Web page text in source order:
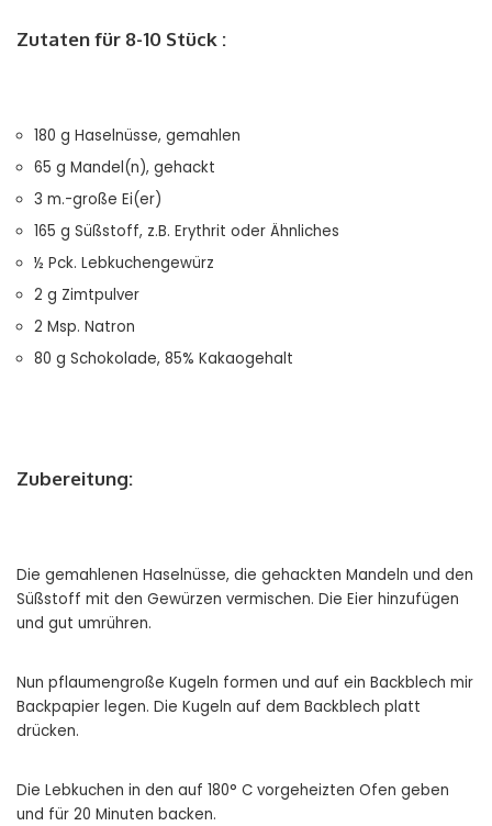
Zutaten für 8-10 Stück :
180 g Haselnüsse, gemahlen
65 g Mandel(n), gehackt
3 m.-große Ei(er)
165 g Süßstoff, z.B. Erythrit oder Ähnliches
½ Pck. Lebkuchengewürz
2 g Zimtpulver
2 Msp. Natron
80 g Schokolade, 85% Kakaogehalt
Zubereitung:
Die gemahlenen Haselnüsse, die gehackten Mandeln und den
Süßstoff mit den Gewürzen vermischen. Die Eier hinzufügen
und gut umrühren.
Nun pflaumengroße Kugeln formen und auf ein Backblech mir
Backpapier legen. Die Kugeln auf dem Backblech platt
drücken.
Die Lebkuchen in den auf 180° C vorgeheizten Ofen geben
und für 20 Minuten backen.